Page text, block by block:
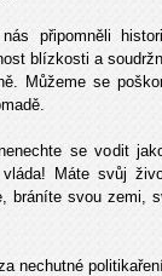
připomněli
blízkosti a
Můžeme se
se vodit
Máte svůj
bráníte svou zemi,
nechutné